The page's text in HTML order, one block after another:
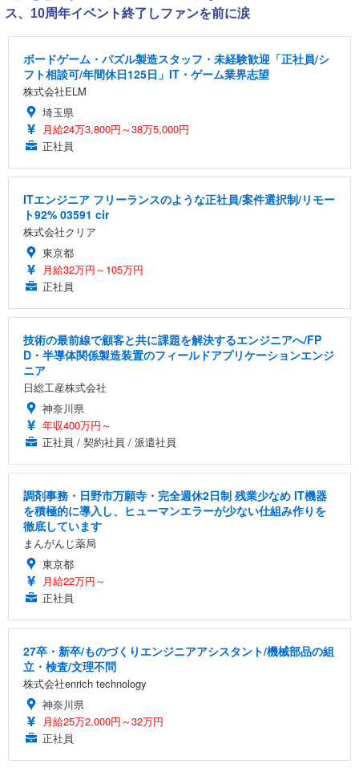
ス、10周年イベント終了しファンを前に涙
ボードゲーム・パズル製造スタッフ・未経験歓迎「正社員/シ
フト相談可/年間休日125日」IT・ゲーム業界志望
株式会社ELM
埼玉県
月給24万3,800円～38万5,000円
正社員
ITエンジニア フリーランスのような正社員/案件選択制/リモー
ト92% 03591 cir
株式会社クリア
東京都
月給32万円～105万円
正社員
技術の最前線で顧客と共に課題を解決するエンジニアへ/FP
D・半導体関係製造装置のフィールドアプリケーションエンジ
ニア
日総工産株式会社
神奈川県
年収400万円～
正社員 / 契約社員 / 派遣社員
調剤事務・日野市万願寺・完全週休2日制 残業少なめ IT機器
を積極的に導入し、ヒューマンエラーが少ない仕組み作りを
徹底しています
まんがんじ薬局
東京都
月給22万円～
正社員
27卒・新卒/ものづくりエンジニアアシスタント/機械部品の組
立・検査/文理不問
株式会社enrich technology
神奈川県
月給25万2,000円～32万円
正社員